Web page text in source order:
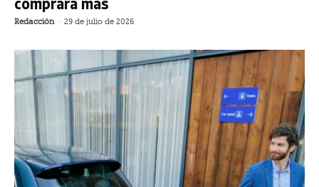
Redacción - 29 de julio de 2026